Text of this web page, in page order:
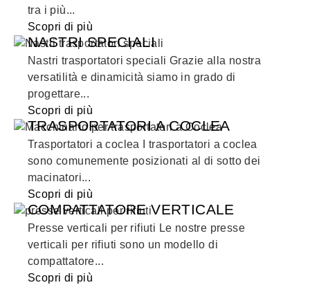
tra i più...
Scopri di più
NASTRI SPECIALI
Nastri trasportatori speciali Grazie alla nostra
versatilità e dinamicità siamo in grado di
progettare...
Scopri di più
TRASPORTATORI A COCLEA
Trasportatori a coclea I trasportatori a coclea
sono comunemente posizionati al di sotto dei
macinatori...
Scopri di più
COMPATTATORE VERTICALE
Presse verticali per rifiuti Le nostre presse
verticali per rifiuti sono un modello di
compattatore...
Scopri di più